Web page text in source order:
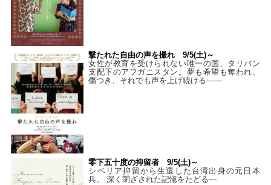
撃たれた自由の声を撮れ 9/5(土)～
女性が教育を受けられない唯一の国、タリバン
支配下のアフガニスタン。夢も希望も奪われ、
傷つき、それでも声を上げ続ける——
零下五十度の抑留者 9/5(土)～
シベリア抑留から生還した台湾出身の元日本
兵。 深く閉ざされた記憶をたどる—